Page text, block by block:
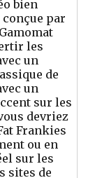
bien
par
les
un
de
un
sur les
devriez
Frankies
ou en
sur les
sites de